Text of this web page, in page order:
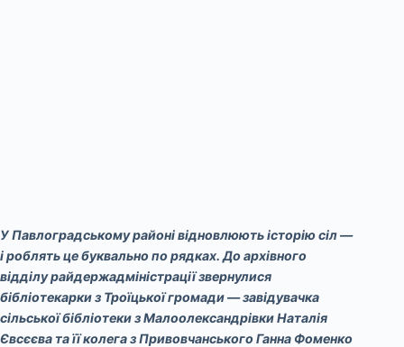
У Павлоградському районі відновлюють історію сіл —
і роблять це буквально по рядках. До архівного
відділу райдержадміністрації звернулися
бібліотекарки з Троїцької громади — завідувачка
сільської бібліотеки з Малоолександрівки Наталія
Євсєєва та її колега з Привовчанського Ганна Фоменко